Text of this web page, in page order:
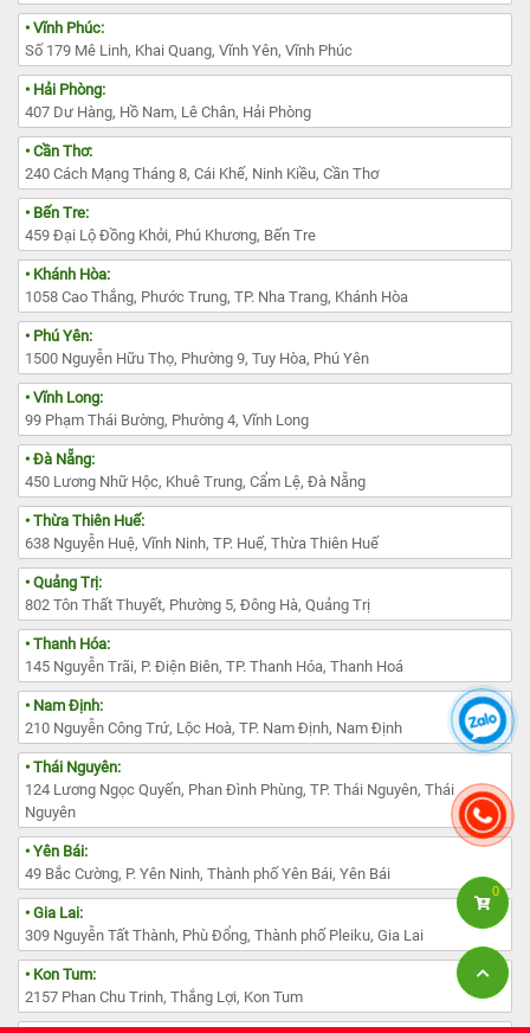
• Vĩnh Phúc:
Số 179 Mê Linh, Khai Quang, Vĩnh Yên, Vĩnh Phúc
• Hải Phòng:
407 Dư Hàng, Hồ Nam, Lê Chân, Hải Phòng
• Cần Thơ:
240 Cách Mạng Tháng 8, Cái Khế, Ninh Kiều, Cần Thơ
• Bến Tre:
459 Đại Lộ Đồng Khởi, Phú Khương, Bến Tre
• Khánh Hòa:
1058 Cao Thắng, Phước Trung, TP. Nha Trang, Khánh Hòa
• Phú Yên:
1500 Nguyễn Hữu Thọ, Phường 9, Tuy Hòa, Phú Yên
• Vĩnh Long:
99 Phạm Thái Bường, Phường 4, Vĩnh Long
• Đà Nẵng:
450 Lương Nhữ Hộc, Khuê Trung, Cẩm Lệ, Đà Nẵng
• Thừa Thiên Huế:
638 Nguyễn Huệ, Vĩnh Ninh, TP. Huế, Thừa Thiên Huế
• Quảng Trị:
802 Tôn Thất Thuyết, Phường 5, Đông Hà, Quảng Trị
• Thanh Hóa:
145 Nguyễn Trãi, P. Điện Biên, TP. Thanh Hóa, Thanh Hoá
• Nam Định:
210 Nguyễn Công Trứ, Lộc Hoà, TP. Nam Định, Nam Định
• Thái Nguyên:
124 Lương Ngọc Quyến, Phan Đình Phùng, TP. Thái Nguyên, Thái
Nguyên
• Yên Bái:
49 Bắc Cường, P. Yên Ninh, Thành phố Yên Bái, Yên Bái
• Gia Lai:
309 Nguyễn Tất Thành, Phù Đổng, Thành phố Pleiku, Gia Lai
• Kon Tum:
2157 Phan Chu Trinh, Thắng Lợi, Kon Tum
0